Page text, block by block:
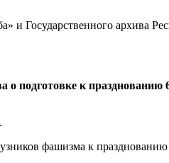
и Государственного архива
к празднованию
фашизма к